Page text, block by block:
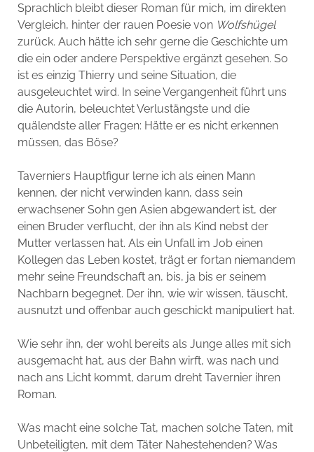
Sprachlich bleibt dieser Roman für mich, im direkten
Vergleich, hinter der rauen Poesie von Wolfshügel
zurück. Auch hätte ich sehr gerne die Geschichte um
die ein oder andere Perspektive ergänzt gesehen. So
ist es einzig Thierry und seine Situation, die
ausgeleuchtet wird. In seine Vergangenheit führt uns
die Autorin, beleuchtet Verlustängste und die
quälendste aller Fragen: Hätte er es nicht erkennen
müssen, das Böse?
Taverniers Hauptfigur lerne ich als einen Mann
kennen, der nicht verwinden kann, dass sein
erwachsener Sohn gen Asien abgewandert ist, der
einen Bruder verflucht, der ihn als Kind nebst der
Mutter verlassen hat. Als ein Unfall im Job einen
Kollegen das Leben kostet, trägt er fortan niemandem
mehr seine Freundschaft an, bis, ja bis er seinem
Nachbarn begegnet. Der ihn, wie wir wissen, täuscht,
ausnutzt und offenbar auch geschickt manipuliert hat.
Wie sehr ihn, der wohl bereits als Junge alles mit sich
ausgemacht hat, aus der Bahn wirft, was nach und
nach ans Licht kommt, darum dreht Tavernier ihren
Roman.
Was macht eine solche Tat, machen solche Taten, mit
Unbeteiligten, mit dem Täter Nahestehenden? Was